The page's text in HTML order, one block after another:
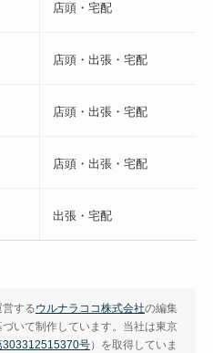
店頭・宅配
店頭・出張・宅配
店頭・出張・宅配
店頭・出張・宅配
出張・宅配
するウルナラココ株式会社の編集
いて制作しています。当社は東京
303312515370号）を取得していま